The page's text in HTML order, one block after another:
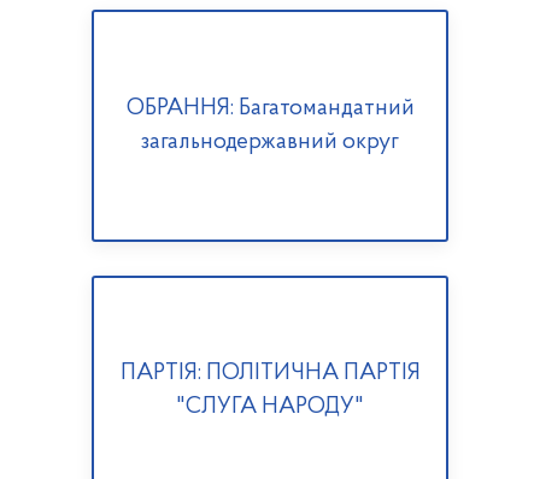
ОБРАННЯ: Багатомандатний
загальнодержавний округ
ПАРТІЯ: ПОЛІТИЧНА ПАРТІЯ
"СЛУГА НАРОДУ"